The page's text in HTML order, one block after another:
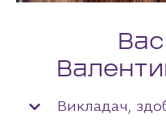
Викладач,